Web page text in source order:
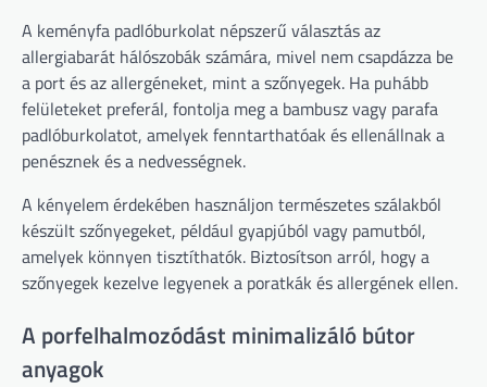
A keményfa padlóburkolat népszerű választás az
allergiabarát hálószobák számára, mivel nem csapdázza be
a port és az allergéneket, mint a szőnyegek. Ha puhább
felületeket preferál, fontolja meg a bambusz vagy parafa
padlóburkolatot, amelyek fenntarthatóak és ellenállnak a
penésznek és a nedvességnek.
A kényelem érdekében használjon természetes szálakból
készült szőnyegeket, például gyapjúból vagy pamutból,
amelyek könnyen tisztíthatók. Biztosítson arról, hogy a
szőnyegek kezelve legyenek a poratkák és allergének ellen.
A porfelhalmozódást minimalizáló bútor
anyagok